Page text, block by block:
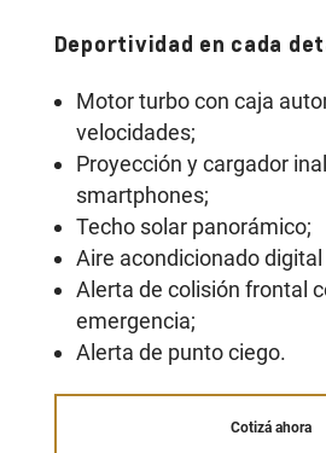
Deportividad en cada
Motor turbo con caja
velocidades;
Proyección y cargador
smartphones;
Techo solar panorámico;
Aire acondicionado
Alerta de colisión frontal
emergencia;
Alerta de punto ciego.
Cotizá ahora